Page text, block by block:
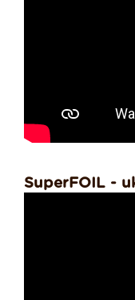
SuperFOIL -